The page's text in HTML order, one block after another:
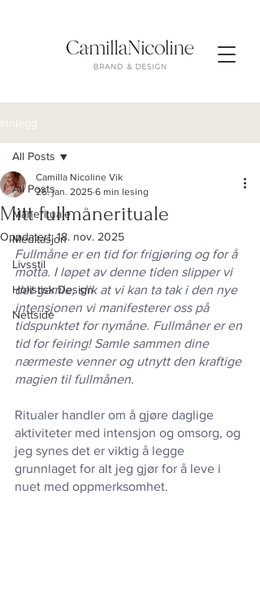
Innlegg
All Posts
Månerituale
Meditasjon
Livsstil
Holistisk Design
Nettside
All Posts
Mitt fullmånerituale
Camilla Nicoline Vik
26. jan. 2025 6 min lesing
Oppdatert:18. nov. 2025
Fullmåne er en tid for frigjøring og for å
motta. I løpet av denne tiden slipper vi
det gamle, slik at vi kan ta tak i den nye
intensjonen vi manifesterer oss på
tidspunktet for nymåne. Fullmåner er en
tid for feiring! Samle sammen dine
nærmeste venner og utnytt den kraftige
magien til fullmånen.
Ritualer handler om å gjøre daglige
aktiviteter med intensjon og omsorg, og
jeg synes det er viktig å legge
grunnlaget for alt jeg gjør for å leve i
nuet med oppmerksomhet.